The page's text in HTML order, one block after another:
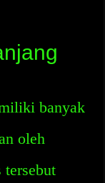
banyak
oleh